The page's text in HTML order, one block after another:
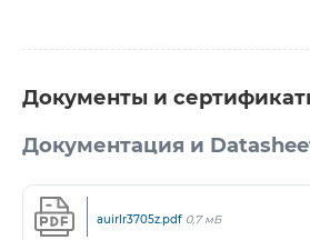
Документы и
Документация и
auirlr3705z.pdf 0,7 мБ